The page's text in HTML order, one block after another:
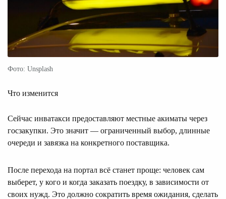
Фото: Unsplash
Что изменится
Сейчас инватакси предоставляют местные акиматы через
госзакупки. Это значит — ограниченный выбор, длинные
очереди и завязка на конкретного поставщика.
После перехода на портал всё станет проще: человек сам
выберет, у кого и когда заказать поездку, в зависимости от
своих нужд. Это должно сократить время ожидания, сделать